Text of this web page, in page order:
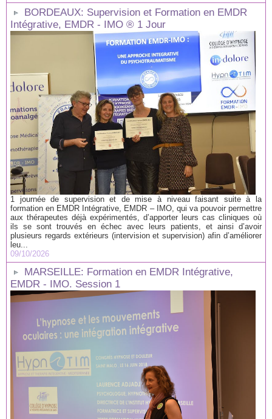
BORDEAUX: Supervision et Formation en EMDR
Intégrative, EMDR - IMO ® 1 Jour
1 journée de supervision et de mise à niveau faisant suite à la
formation en EMDR Intégrative, EMDR – IMO, qui va pouvoir permettre
aux thérapeutes déjà expérimentés, d’apporter leurs cas cliniques où
ils se sont trouvés en échec avec leurs patients, et ainsi d’avoir
plusieurs regards extérieurs (intervision et supervision) afin d’améliorer
leu...
09/10/2026
MARSEILLE: Formation en EMDR Intégrative,
EMDR - IMO. Session 1